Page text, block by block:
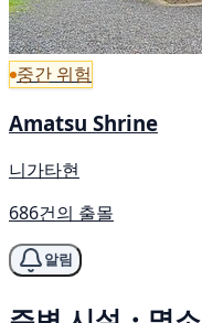
중간 위험
Amatsu Shrine
니가타현
686건의 출몰
알림